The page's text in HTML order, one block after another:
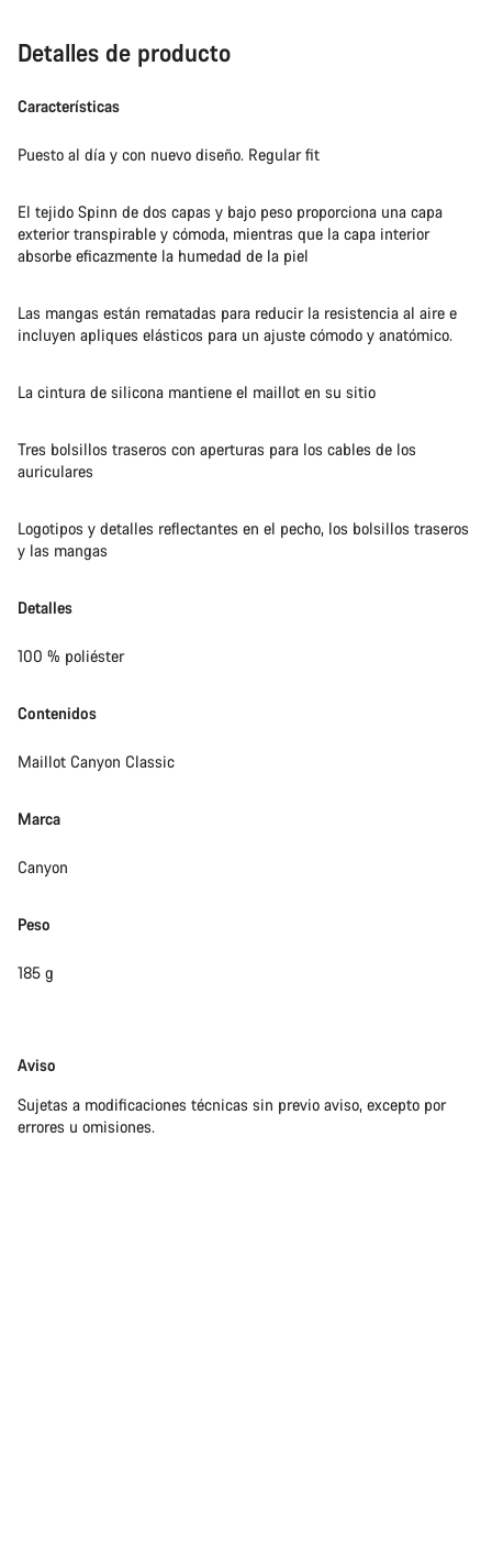
Detalles de producto
Características
Puesto al día y con nuevo diseño. Regular fit
El tejido Spinn de dos capas y bajo peso proporciona una capa
exterior transpirable y cómoda, mientras que la capa interior
absorbe eficazmente la humedad de la piel
Las mangas están rematadas para reducir la resistencia al aire e
incluyen apliques elásticos para un ajuste cómodo y anatómico.
La cintura de silicona mantiene el maillot en su sitio
Tres bolsillos traseros con aperturas para los cables de los
auriculares
Logotipos y detalles reflectantes en el pecho, los bolsillos traseros
y las mangas
Detalles
100 % poliéster
Contenidos
Maillot Canyon Classic
Marca
Canyon
Peso
185 g
Exención
responsabilidades
Aviso
Sujetas a modificaciones técnicas sin previo aviso, excepto por
errores u omisiones.